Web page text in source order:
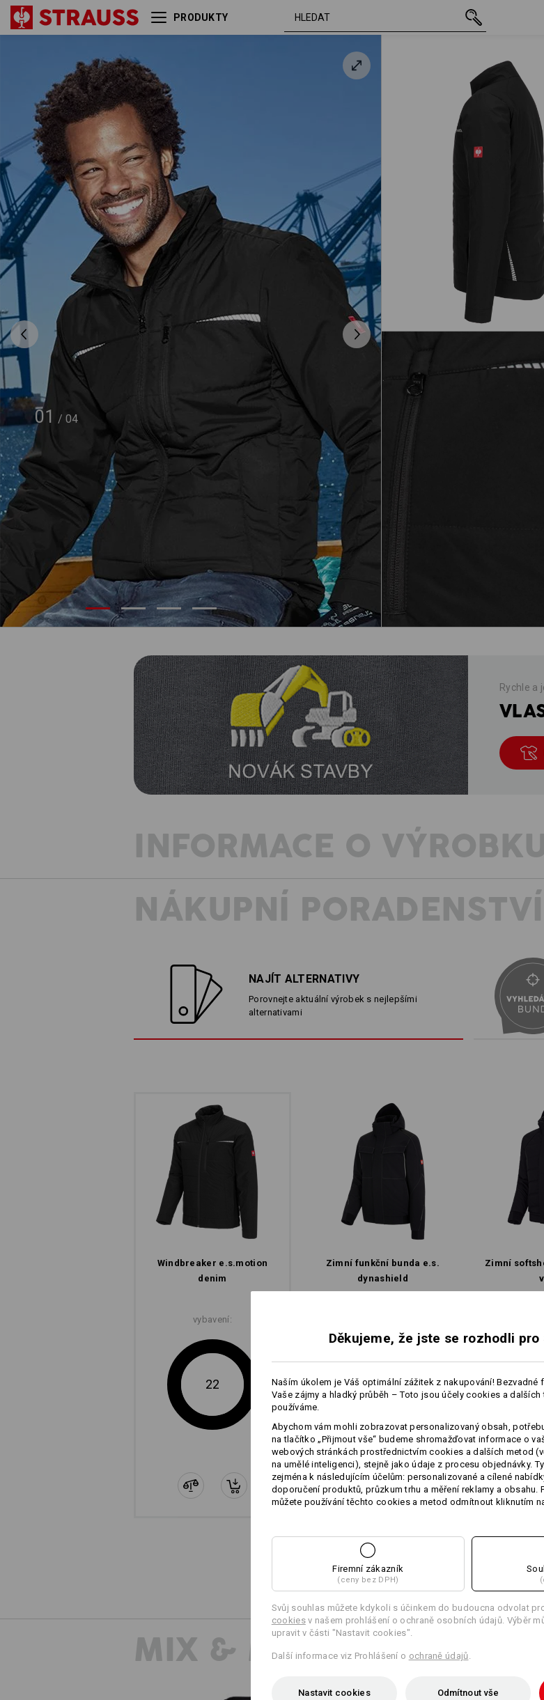
PRODUKTY
01 / 04
Windbreaker e.s.motion
černá S 2 186,47 Kč
Rychle a
INFORMACE O
STYLOVÁ
U pracovních
navléknout, díky
počasí. S
řemeslníků
POPIS
2 šikmé
decentní
Svrchní materiál
100
100
Pokyny pro péči:
Perte v
Nečistěte
více
NÁKUPNÍ PORADENSTVÍ
NAJÍT ALTERNATIVY
Porovnejte aktuální výrobek s nejlepšími
alternativami
Windbreaker e.s.​motion
denim
vybavení:
22
Zimní funkční bunda e.s.​
dynashield
Zimní
18
+12 další vybavení +7
MIX & MATCH
Děkujeme, že jste se rozhodli pro
Naším úkolem je Váš optimální zážitek z nakupování! Bezvadné
Vaše zájmy a hladký průběh – Toto jsou účely cookies a
používáme.
Abychom vám mohli zobrazovat personalizovaný obsah,
na tlačítko „Přijmout vše“ budeme shromažďovat informace o
webových stránkách prostřednictvím cookies a dalších metod
na umělé inteligenci), stejně jako údaje z procesu objednávky.
zejména k následujícím účelům: personalizované a cílené
doporučení produktů, průzkum trhu a měření reklamy a obsahu.
můžete používání těchto cookies a metod odmítnout kliknutím
Firemní zákazník
(ceny bez DPH)
Svůj souhlas můžete kdykoli s účinkem do budoucna odvolat
cookiesv našem prohlášení o ochraně osobních údajů. Výběr
upravit v části "Nastavit cookies".
Další informace viz Prohlášení o ochraně údajů.
Nastavit cookies Odmítnout vše